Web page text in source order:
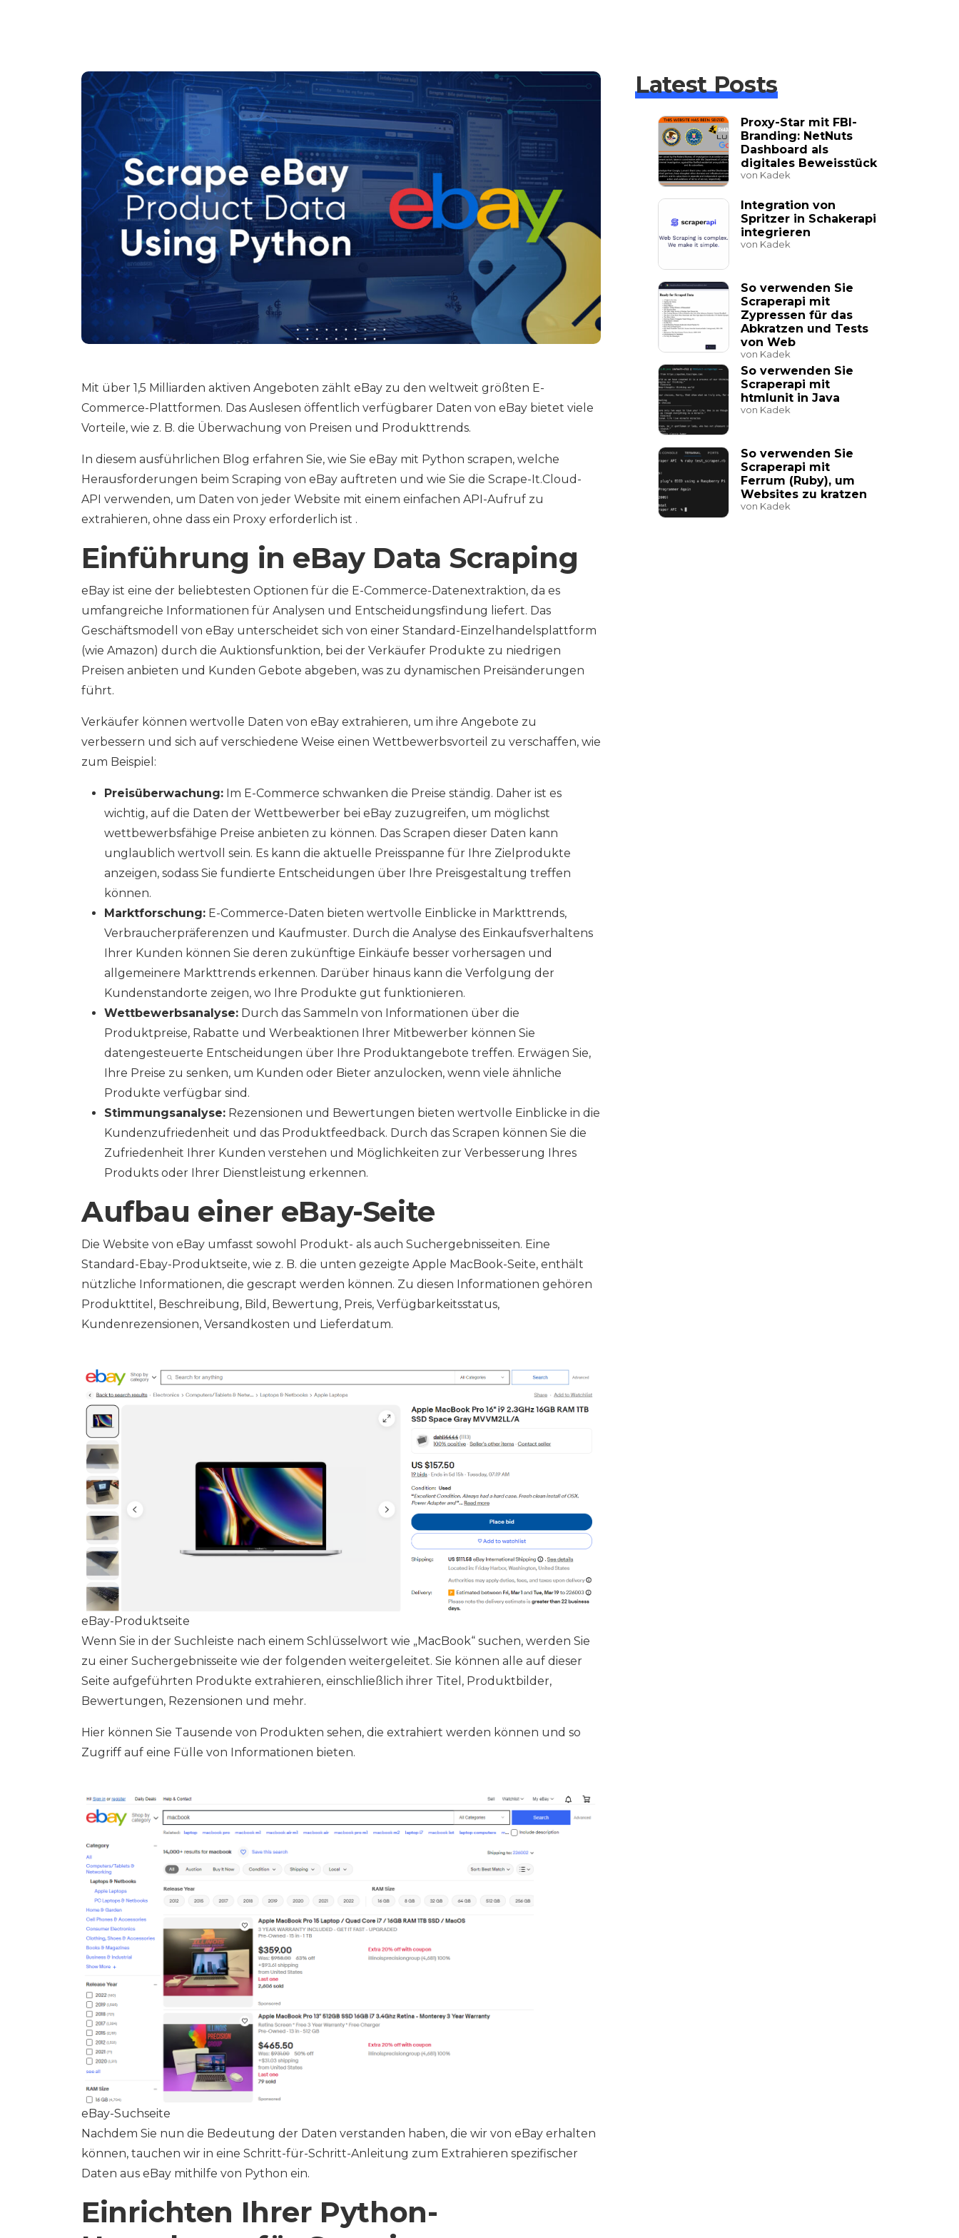
Mit über 1,5 Milliarden aktiven Angeboten zählt eBay zu den weltweit größten E-
Commerce-Plattformen. Das Auslesen öffentlich verfügbarer Daten von eBay bietet viele
Vorteile, wie z. B. die Überwachung von Preisen und Produkttrends.
In diesem ausführlichen Blog erfahren Sie, wie Sie eBay mit Python scrapen, welche
Herausforderungen beim Scraping von eBay auftreten und wie Sie die Scrape-It.Cloud-
API verwenden, um Daten von jeder Website mit einem einfachen API-Aufruf zu
extrahieren, ohne dass ein Proxy erforderlich ist .
Einführung in eBay Data Scraping
eBay ist eine der beliebtesten Optionen für die E-Commerce-Datenextraktion, da es
umfangreiche Informationen für Analysen und Entscheidungsfindung liefert. Das
Geschäftsmodell von eBay unterscheidet sich von einer Standard-Einzelhandelsplattform
(wie Amazon) durch die Auktionsfunktion, bei der Verkäufer Produkte zu niedrigen
Preisen anbieten und Kunden Gebote abgeben, was zu dynamischen Preisänderungen
führt.
Verkäufer können wertvolle Daten von eBay extrahieren, um ihre Angebote zu
verbessern und sich auf verschiedene Weise einen Wettbewerbsvorteil zu verschaffen, wie
zum Beispiel:
Preisüberwachung: Im E-Commerce schwanken die Preise ständig. Daher ist es
wichtig, auf die Daten der Wettbewerber bei eBay zuzugreifen, um möglichst
wettbewerbsfähige Preise anbieten zu können. Das Scrapen dieser Daten kann
unglaublich wertvoll sein. Es kann die aktuelle Preisspanne für Ihre Zielprodukte
anzeigen, sodass Sie fundierte Entscheidungen über Ihre Preisgestaltung treffen
können.
Marktforschung: E-Commerce-Daten bieten wertvolle Einblicke in Markttrends,
Verbraucherpräferenzen und Kaufmuster. Durch die Analyse des Einkaufsverhaltens
Ihrer Kunden können Sie deren zukünftige Einkäufe besser vorhersagen und
allgemeinere Markttrends erkennen. Darüber hinaus kann die Verfolgung der
Kundenstandorte zeigen, wo Ihre Produkte gut funktionieren.
Wettbewerbsanalyse: Durch das Sammeln von Informationen über die
Produktpreise, Rabatte und Werbeaktionen Ihrer Mitbewerber können Sie
datengesteuerte Entscheidungen über Ihre Produktangebote treffen. Erwägen Sie,
Ihre Preise zu senken, um Kunden oder Bieter anzulocken, wenn viele ähnliche
Produkte verfügbar sind.
Stimmungsanalyse: Rezensionen und Bewertungen bieten wertvolle Einblicke in die
Kundenzufriedenheit und das Produktfeedback. Durch das Scrapen können Sie die
Zufriedenheit Ihrer Kunden verstehen und Möglichkeiten zur Verbesserung Ihres
Produkts oder Ihrer Dienstleistung erkennen.
Aufbau einer eBay-Seite
Die Website von eBay umfasst sowohl Produkt- als auch Suchergebnisseiten. Eine
Standard-Ebay-Produktseite, wie z. B. die unten gezeigte Apple MacBook-Seite, enthält
nützliche Informationen, die gescrapt werden können. Zu diesen Informationen gehören
Produkttitel, Beschreibung, Bild, Bewertung, Preis, Verfügbarkeitsstatus,
Kundenrezensionen, Versandkosten und Lieferdatum.
eBay-Produktseite
Wenn Sie in der Suchleiste nach einem Schlüsselwort wie „MacBook“ suchen, werden Sie
zu einer Suchergebnisseite wie der folgenden weitergeleitet. Sie können alle auf dieser
Seite aufgeführten Produkte extrahieren, einschließlich ihrer Titel, Produktbilder,
Bewertungen, Rezensionen und mehr.
Hier können Sie Tausende von Produkten sehen, die extrahiert werden können und so
Zugriff auf eine Fülle von Informationen bieten.
eBay-Suchseite
Nachdem Sie nun die Bedeutung der Daten verstanden haben, die wir von eBay erhalten
können, tauchen wir in eine Schritt-für-Schritt-Anleitung zum Extrahieren spezifischer
Daten aus eBay mithilfe von Python ein.
Einrichten Ihrer Python-
Latest Posts
Proxy-Star mit FBI-
Branding: NetNuts
Dashboard als
digitales Beweisstück
von Kadek
Integration von
Spritzer in Schakerapi
integrieren
von Kadek
So verwenden Sie
Scraperapi mit
Zypressen für das
Abkratzen und Tests
von Web
von Kadek
So verwenden Sie
Scraperapi mit
htmlunit in Java
von Kadek
So verwenden Sie
Scraperapi mit
Ferrum (Ruby), um
Websites zu kratzen
von Kadek